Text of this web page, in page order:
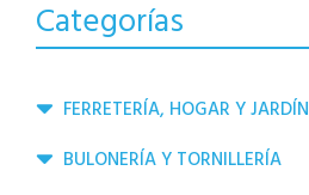
Categorías
FERRETERÍA, HOGAR Y JARDÍN
BULONERÍA Y TORNILLERÍA